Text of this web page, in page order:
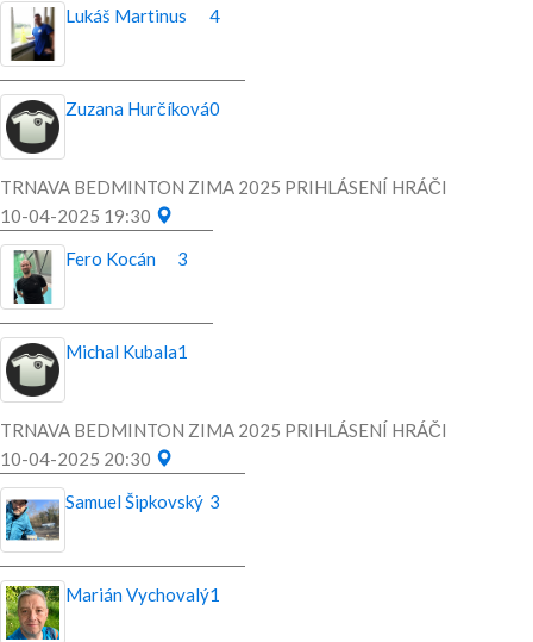
Lukáš Martinus 4
Zuzana Hurčíková0
TRNAVA BEDMINTON ZIMA 2025 PRIHLÁSENÍ HRÁČI
10-04-2025 19:30
Fero Kocán
3
Michal Kubala1
TRNAVA BEDMINTON ZIMA 2025 PRIHLÁSENÍ HRÁČI
10-04-2025 20:30
Samuel Šipkovský 3
Marián Vychovalý1